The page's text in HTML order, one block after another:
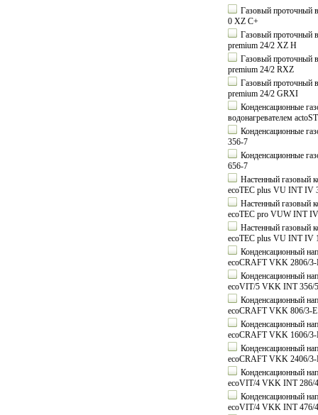
Газовый проточный
0 XZ C+
Газовый проточный
premium 24/2 XZ H
Газовый проточный
premium 24/2 RXZ
Газовый проточный
premium 24/2 GRXI
Конденсационные
водонагревателем
Конденсационные
356-7
Конденсационные
656-7
Настенный газовый
ecoTEC plus VU INT IV
Настенный газовый
ecoTEC pro VUW INT
Настенный газовый
ecoTEC plus VU INT IV
Конденсационный
ecoCRAFT VKK 2806/
Конденсационный
ecoVIT/5 VKK INT 356/5
Конденсационный
ecoCRAFT VKK 806/3-
Конденсационный
ecoCRAFT VKK 1606/
Конденсационный
ecoCRAFT VKK 2406/
Конденсационный
ecoVIT/4 VKK INT 286/4
Конденсационный
ecoVIT/4 VKK INT 476/4